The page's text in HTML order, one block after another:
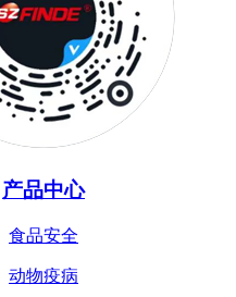
产品中心
食品安全
动物疫病